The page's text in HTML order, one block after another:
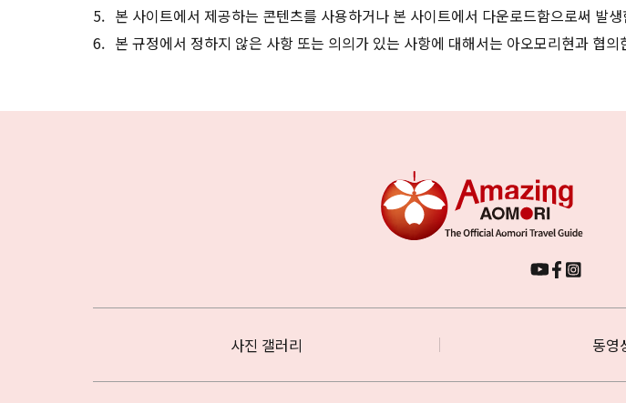
본 사이트에서 제공하는 콘텐츠를 사용하거나 본 사이트에서 다운로드함으로써 발
본 규정에서 정하지 않은 사항 또는 의의가 있는 사항에 대해서는 아오모리현과 협
사진 갤러리 동영